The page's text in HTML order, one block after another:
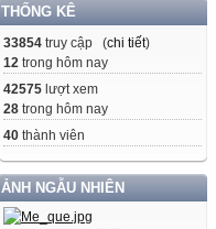
THỐNG KÊ
33854 truy cập (chi tiết)
12 trong hôm nay
42575 lượt xem
28 trong hôm nay
40 thành viên
ẢNH NGẪU NHIÊN